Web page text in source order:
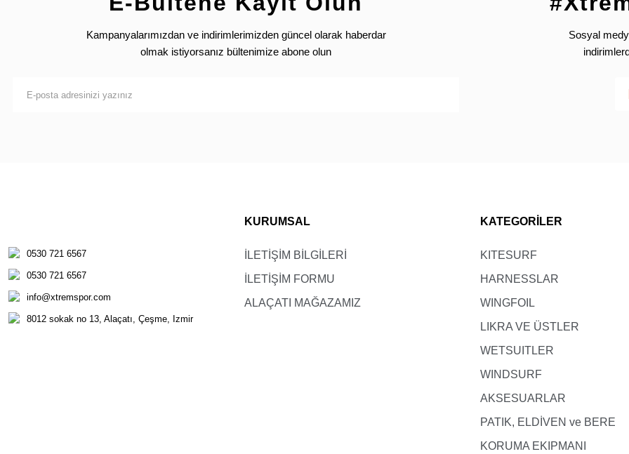
Kampanyalarımızdan ve indirimlerimizden güncel olarak haberdar
olmak istiyorsanız bültenimize abone olun
Sosyal
0530 721 6567
0530 721 6567
info@xtremspor.com
8012 sokak no 13, Alaçatı, Çeşme, Izmir
KURUMSAL
İLETİŞİM BİLGİLERİ
İLETİŞİM FORMU
ALAÇATI MAĞAZAMIZ
KATEGORİLER
KITESURF
HARNESSLAR
WINGFOIL
LIKRA VE ÜSTLER
WETSUITLER
WINDSURF
AKSESUARLAR
PATIK, ELDİVEN ve BERE
KORUMA EKIPMANI